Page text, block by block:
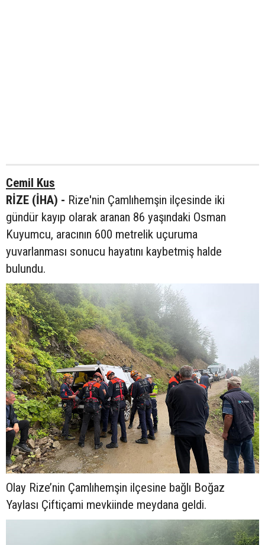
Cemil Kus
RİZE (İHA) - Rize'nin Çamlıhemşin ilçesinde iki
gündür kayıp olarak aranan 86 yaşındaki Osman
Kuyumcu, aracının 600 metrelik uçuruma
yuvarlanması sonucu hayatını kaybetmiş halde
bulundu.
Olay Rize’nin Çamlıhemşin ilçesine bağlı Boğaz
Yaylası Çiftiçami mevkiinde meydana geldi.